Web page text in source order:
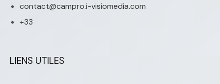
contact@campro.i-visiomedia.com
+33
LIENS UTILES